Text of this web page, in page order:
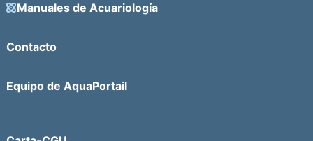
Manuales de Acuariología
Contacto
Equipo de AquaPortail